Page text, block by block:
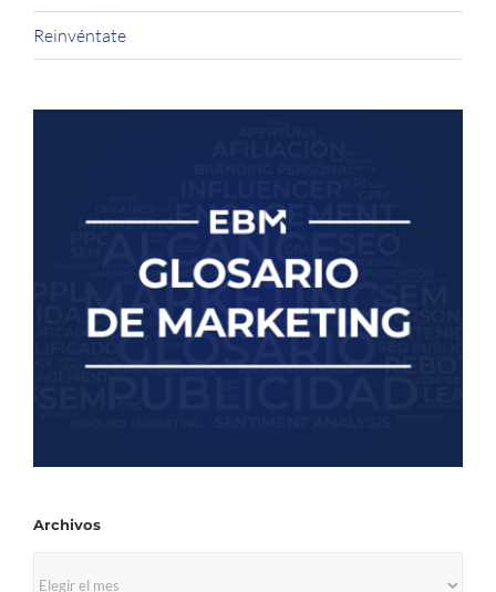
Reinvéntate
Archivos